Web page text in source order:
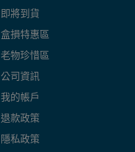
即將到貨
盒損特惠區
老物珍惜區
公司資訊
我的帳戶
退款政策
隱私政策